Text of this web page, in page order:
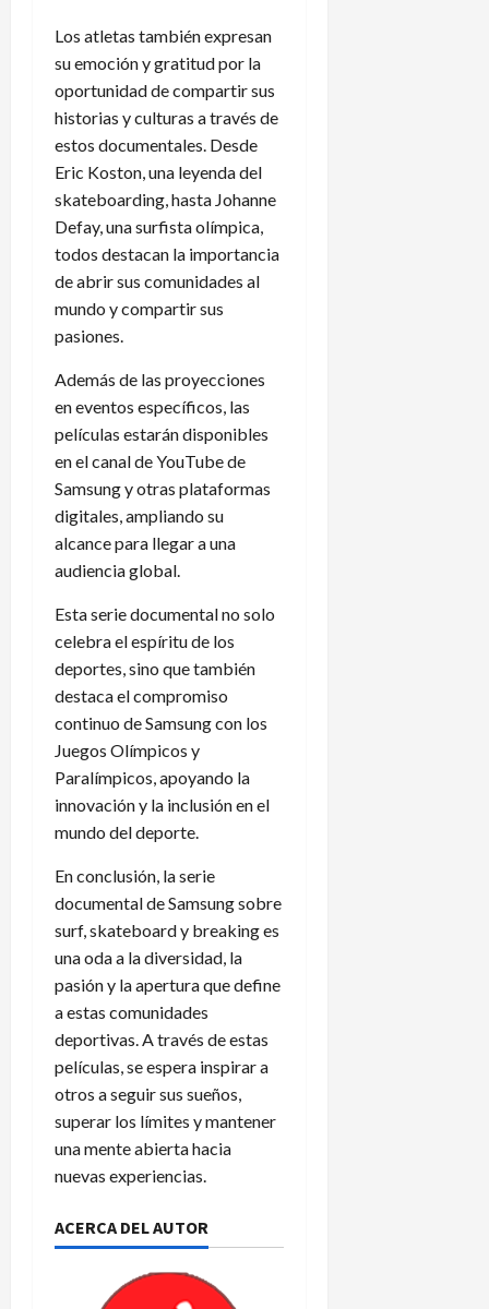
Los atletas también expresan
su emoción y gratitud por la
oportunidad de compartir sus
historias y culturas a través de
estos documentales. Desde
Eric Koston, una leyenda del
skateboarding, hasta Johanne
Defay, una surfista olímpica,
todos destacan la importancia
de abrir sus comunidades al
mundo y compartir sus
pasiones.
Además de las proyecciones
en eventos específicos, las
películas estarán disponibles
en el canal de YouTube de
Samsung y otras plataformas
digitales, ampliando su
alcance para llegar a una
audiencia global.
Esta serie documental no solo
celebra el espíritu de los
deportes, sino que también
destaca el compromiso
continuo de Samsung con los
Juegos Olímpicos y
Paralímpicos, apoyando la
innovación y la inclusión en el
mundo del deporte.
En conclusión, la serie
documental de Samsung sobre
surf, skateboard y breaking es
una oda a la diversidad, la
pasión y la apertura que define
a estas comunidades
deportivas. A través de estas
películas, se espera inspirar a
otros a seguir sus sueños,
superar los límites y mantener
una mente abierta hacia
nuevas experiencias.
ACERCA DEL AUTOR